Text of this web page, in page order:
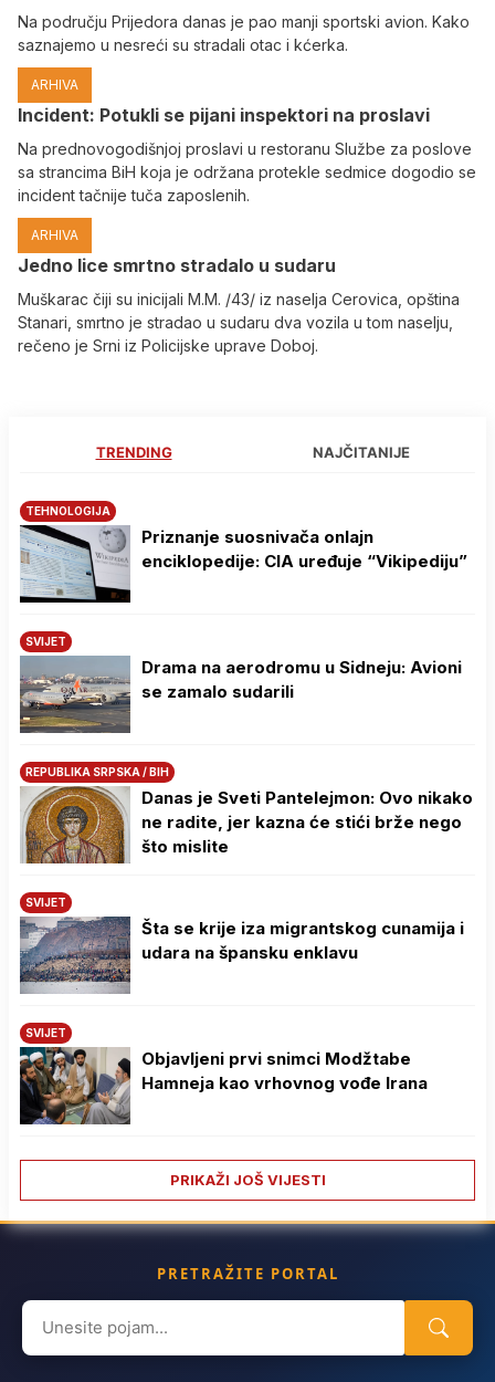
Na području Prijedora danas je pao manji sportski avion. Kako
saznajemo u nesreći su stradali otac i kćerka.
ARHIVA
Incident: Potukli se pijani inspektori na proslavi
Na prednovogodišnjoj proslavi u restoranu Službe za poslove
sa strancima BiH koja je održana protekle sedmice dogodio se
incident tačnije tuča zaposlenih.
ARHIVA
Јedno lice smrtno stradalo u sudaru
Muškarac čiji su inicijali M.M. /43/ iz naselja Cerovica, opština
Stanari, smrtno je stradao u sudaru dva vozila u tom naselju,
rečeno je Srni iz Policijske uprave Doboj.
TRENDING NAJČITANIJE
TEHNOLOGIJA
Priznanje suosnivača onlajn
enciklopedije: CIA uređuje “Vikipediju”
SVIJET
Drama na aerodromu u Sidneju: Avioni
se zamalo sudarili
REPUBLIKA SRPSKA / BIH
Danas je Sveti Pantelejmon: Ovo nikako
ne radite, jer kazna će stići brže nego
što mislite
SVIJET
Šta se krije iza migrantskog cunamija i
udara na špansku enklavu
SVIJET
Objavljeni prvi snimci Modžtabe
Hamneja kao vrhovnog vođe Irana
PRIKAŽI JOŠ VIJESTI
PRETRAŽITE PORTAL
Search
for: